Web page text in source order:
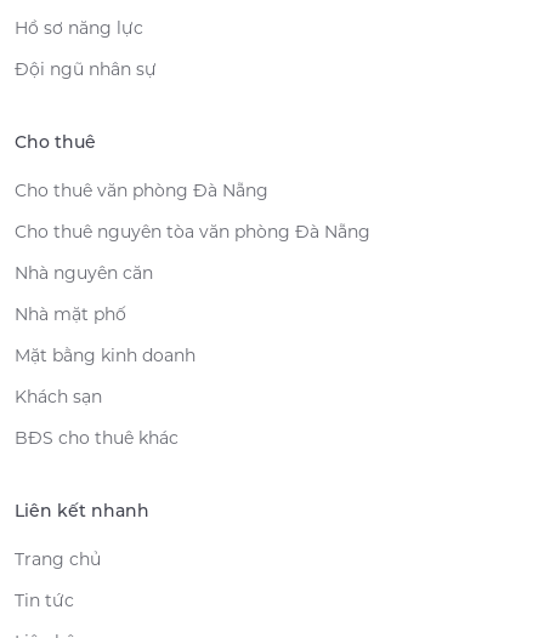
Hồ sơ năng lực
Đội ngũ nhân sự
Cho thuê
Cho thuê văn phòng Đà Nẵng
Cho thuê nguyên tòa văn phòng Đà Nẵng
Nhà nguyên căn
Nhà mặt phố
Mặt bằng kinh doanh
Khách sạn
BĐS cho thuê khác
Liên kết nhanh
Trang chủ
Tin tức